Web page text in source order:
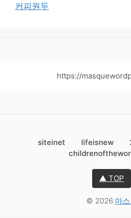
커피원두
https://
siteinet lifeisnew
▲ TOP
© 2026 마